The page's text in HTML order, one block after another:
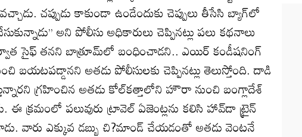
చప్పుడు కాకుండా ఉండేందుకు చెప్పులు తీసేసి బ్యాగ్‌లో
అని పోలీసు అధికారులు చెప్పినట్లు పలు కథనాలు
సైఫ్‌ తనని బాత్రూమ్‌లో బంధించాడని.. ఎయిర్‌ కండీషనింగ్‌
బయటపడ్డానని అతడు పోలీసులకు చెప్పినట్లు తెలుస్తోంది. దాడి
గ్రహించిన అతడు కోల్‌కత్తాలోని హౌరా నుంచి బంగ్లాదేశ్‌
క్రమంలో పలువురు ట్రావెల్‌ ఏజెంట్లను కలిసి హావ్‌డా ట్రైన్‌
వారు ఎక్కువ డబ్బు చి?మాండ్‌ చేయడంతో అతడు వెంటనే